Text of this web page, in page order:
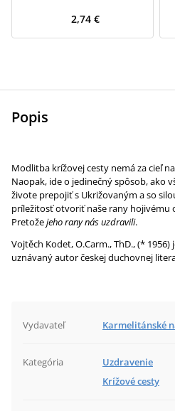
2,74 €
Popis
Modlitba krížovej cesty nemá za cieľ
Naopak, ide o jedinečný spôsob, ako
živote prepojiť s Ukrižovaným a so
príležitosť otvoriť naše rany hojivému
Pretožejeho rany nás uzdravili.
Vojtěch Kodet, O.Carm., ThD., (*
uznávaný autor českej duchovnej
Vydavateľ Karmelitánské
Kategória
Uzdravenie
Krížové cesty